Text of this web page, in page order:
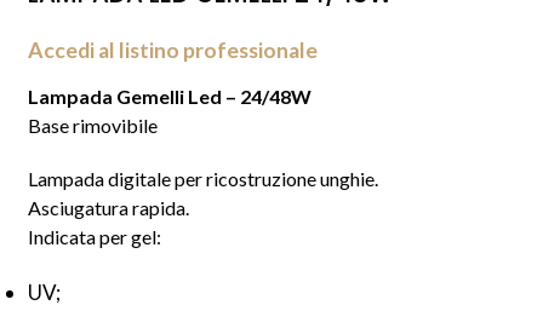
Accedi al listino professionale
Lampada Gemelli Led – 24/48W
Base rimovibile
Lampada digitale per ricostruzione unghie.
Asciugatura rapida.
Indicata per gel:
UV;